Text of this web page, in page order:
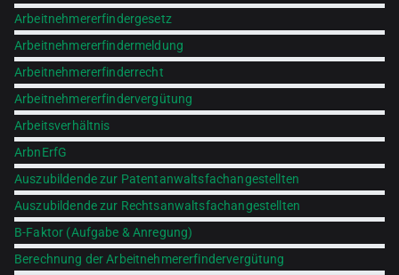
Arbeitnehmererfindergesetz
Arbeitnehmererfindermeldung
Arbeitnehmererfinderrecht
Arbeitnehmererfindervergütung
Arbeitsverhältnis
ArbnErfG
Auszubildende zur Patentanwaltsfachangestellten
Auszubildende zur Rechtsanwaltsfachangestellten
B-Faktor (Aufgabe & Anregung)
Berechnung der Arbeitnehmererfindervergütung